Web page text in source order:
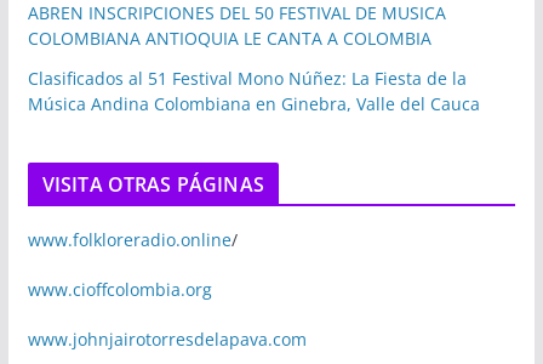
ABREN INSCRIPCIONES DEL 50 FESTIVAL DE MUSICA
COLOMBIANA ANTIOQUIA LE CANTA A COLOMBIA
Clasificados al 51 Festival Mono Núñez: La Fiesta de la
Música Andina Colombiana en Ginebra, Valle del Cauca
VISITA OTRAS PÁGINAS
www.folkloreradio.online/
www.cioffcolombia.org
www.johnjairotorresdelapava.com